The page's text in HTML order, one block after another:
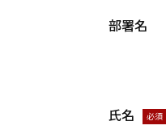
部署名
氏名 必須